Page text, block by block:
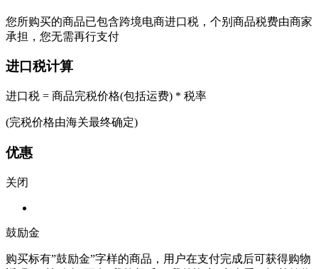
您所购买的商品已包含跨境电商进口税，个别商品税费由商家
承担，您无需再行支付
进口税计算
进口税 = 商品完税价格(包括运费) * 税率
(完税价格由海关最终确定)
优惠
关闭
鼓励金
购买标有”鼓励金”字样的商品，用户在支付完成后可获得购物